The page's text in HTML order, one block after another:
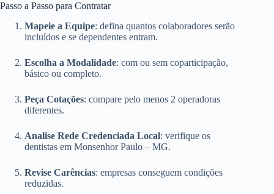
Passo a Passo para Contratar
Mapeie a Equipe: defina quantos colaboradores serão
incluídos e se dependentes entram.
Escolha a Modalidade: com ou sem coparticipação,
básico ou completo.
Peça Cotações: compare pelo menos 2 operadoras
diferentes.
Analise Rede Credenciada Local: verifique os
dentistas em Monsenhor Paulo – MG.
Revise Carências: empresas conseguem condições
reduzidas.